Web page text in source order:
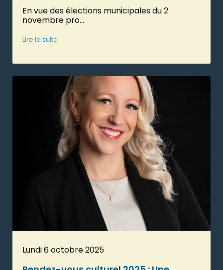
En vue des élections municipales du 2
novembre pro...
Lire la suite
Lundi 6 octobre 2025